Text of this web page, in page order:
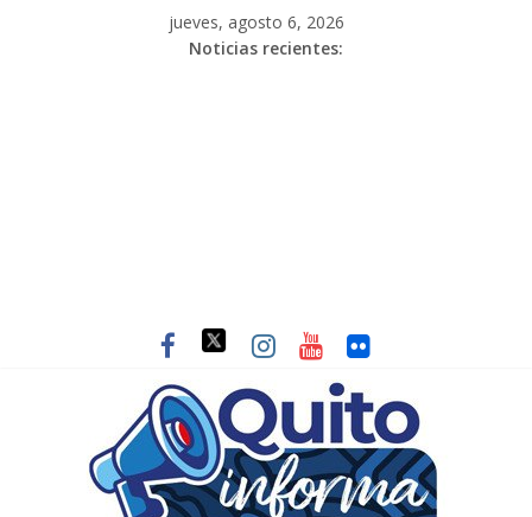
jueves, agosto 6, 2026
Noticias recientes: